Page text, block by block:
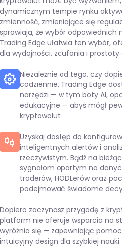
dynamicznym tempie rynku
zmienność, zmieniające się
sprawiają, że wybór odpowiednich
Trading Edge ułatwia ten wybór,
dla wydajności, zaufania i prostoty
Niezależnie od tego, czy
codziennie, Trading Edge
narzędzi — w tym boty AI,
edukacyjne — abyś mógł
kryptowalut.
Uzyskaj dostęp do
inteligentnych alertów i
rzeczywistym. Bądź na
sygnałom opartym na
traderów, HODLerów oraz
podejmować świadome
Dopiero zaczynasz przygodę z
platform nie oferuje wsparcia na
wyróżnia się — zapewniając
intuicyjny design dla szybkiej nauki.